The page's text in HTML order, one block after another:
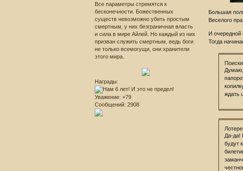
Все параметры стремятся к
бесконечности. Божественных
существ невозможно убить простым
смертным, у них безграничная власть
и сила в мире Айлей. Но каждый из них
призван служить смертным, ведь боги
не только всемогущи, они хранители
этого мира.
Награды:
Уважение: +79
Сообщений: 2908
Большая
Веселого
И очередной
Тогда
Думаю,
ждать
Да-да!
будут